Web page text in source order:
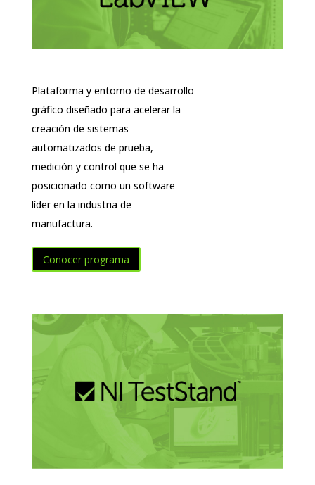
Plataforma y entorno de desarrollo
gráfico diseñado para acelerar la
creación de sistemas
automatizados de prueba,
medición y control que se ha
posicionado como un software
líder en la industria de
manufactura.
Conocer programa